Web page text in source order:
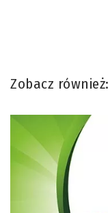
Zobacz również: